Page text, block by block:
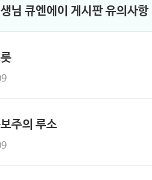
님 큐엔에이 게시판 유의사항
주의 루소